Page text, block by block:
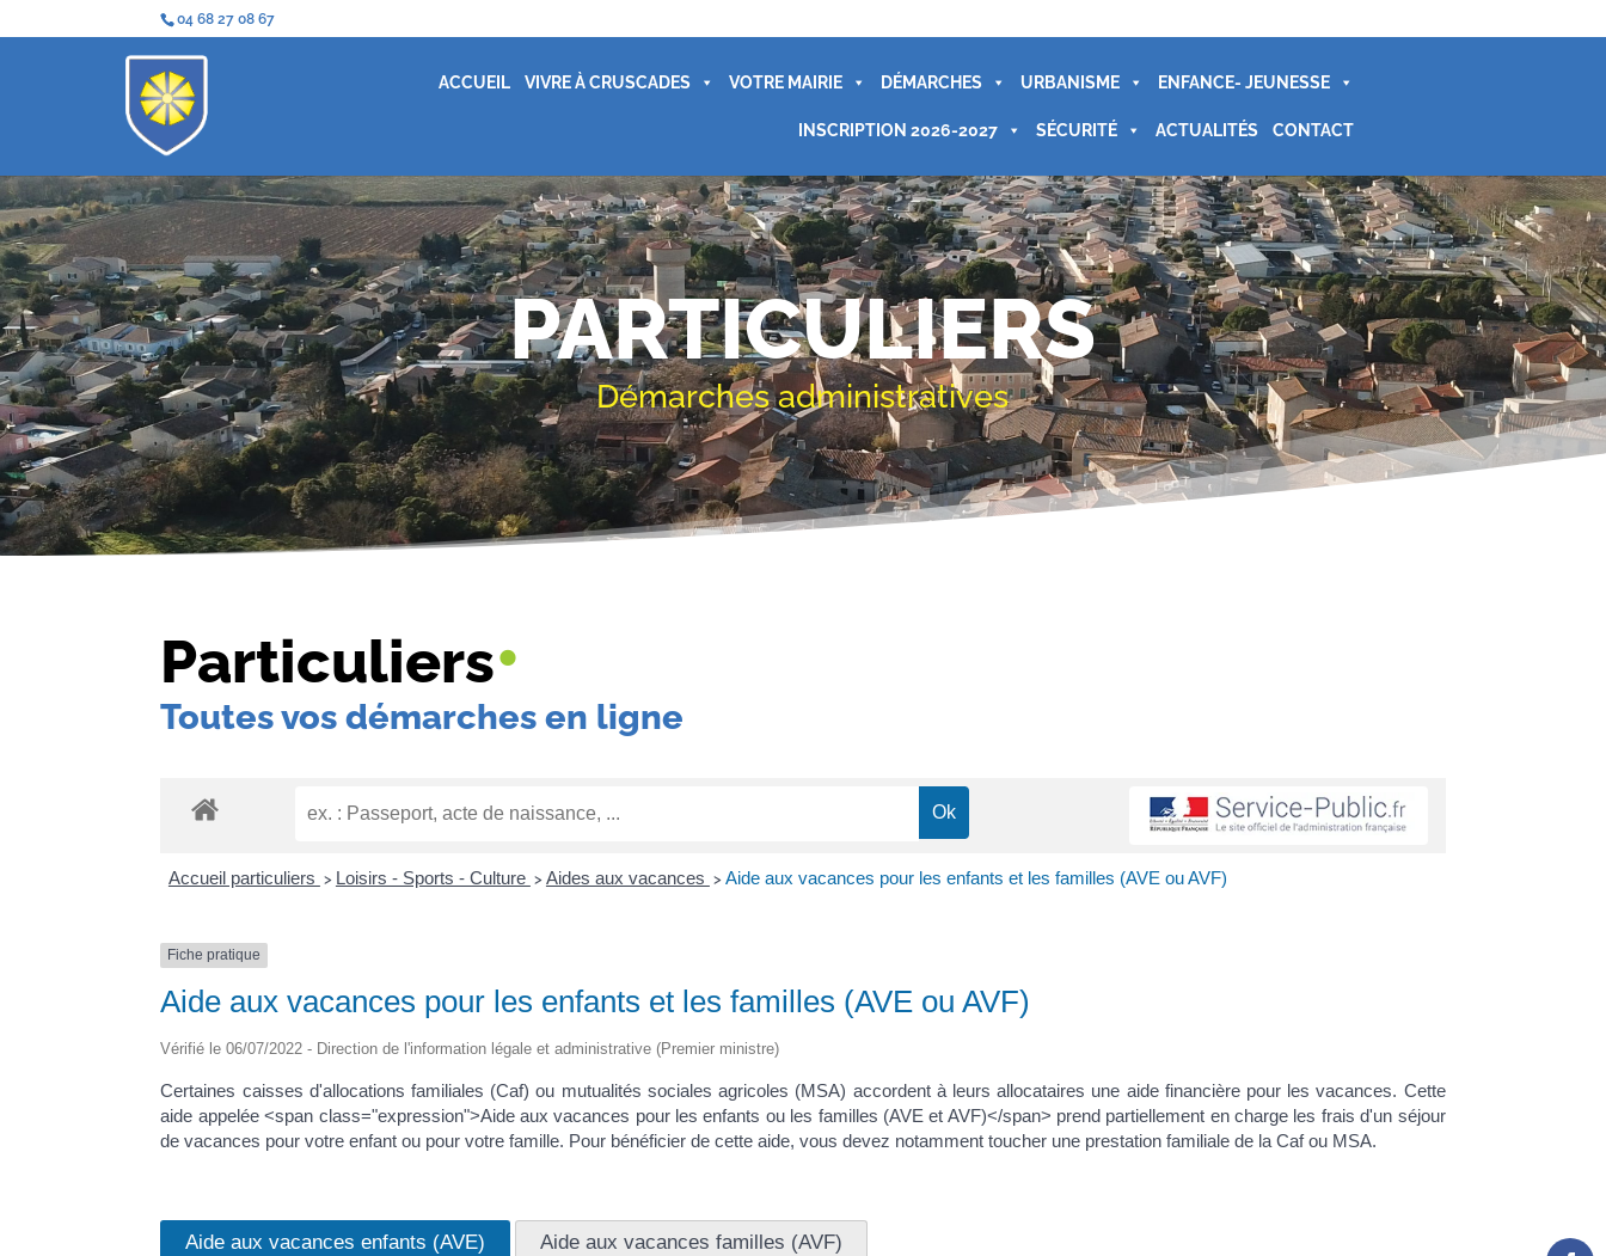
04 68 27 08 67
ACCUEIL VIVRE À CRUSCADES VOTRE MAIRIE DÉMARCHES URBANISME ENFANCE- JEUNESSE
INSCRIPTION 2026-2027 SÉCURITÉ ACTUALITÉS CONTACT
PARTICULIERS
Démarches administratives
Particuliers•
Toutes vos démarches en ligne
Accueil particuliers > Loisirs - Sports - Culture > Aides aux vacances > Aide aux vacances pour les enfants et les familles (AVE ou AVF)
Fiche pratique
Aide aux vacances pour les enfants et les familles (AVE ou AVF)
Vérifié le 06/07/2022 - Direction de l'information légale et administrative (Premier ministre)
Certaines caisses d'allocations familiales (Caf) ou mutualités sociales agricoles (MSA) accordent à leurs allocataires une aide financière pour les vacances. Cette
aide appelée <span class="expression">Aide aux vacances pour les enfants ou les familles (AVE et AVF)</span> prend partiellement en charge les frais d'un séjour
de vacances pour votre enfant ou pour votre famille. Pour bénéficier de cette aide, vous devez notamment toucher une prestation familiale de la Caf ou MSA.
Aide aux vacances enfants (AVE) Aide aux vacances familles (AVF)